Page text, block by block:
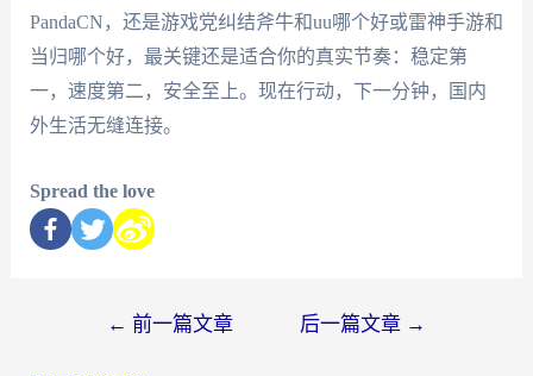
PandaCN，还是游戏党纠结斧牛和uu哪个好或雷神手游和
当归哪个好，最关键还是适合你的真实节奏：稳定第
一，速度第二，安全至上。现在行动，下一分钟，国内
外生活无缝连接。
Spread the love
← 前一篇文章 后一篇文章 →